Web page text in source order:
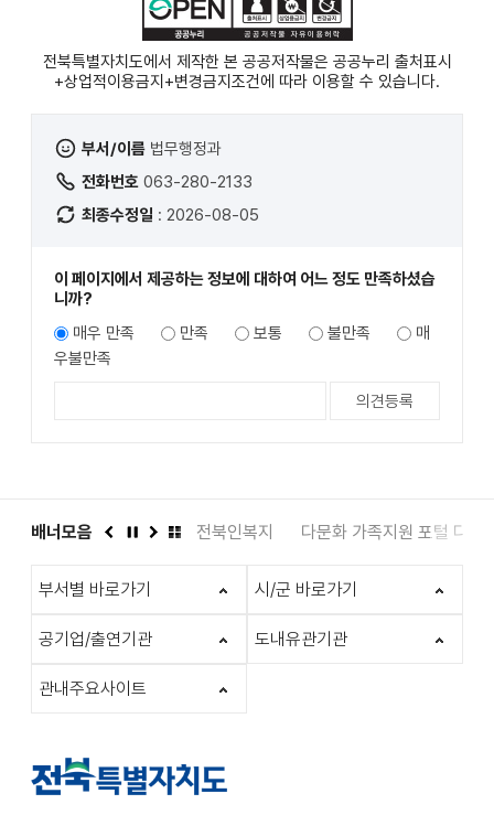
전북특별자치도에서 제작한 본 공공저작물은 공공누리 출처표시
+상업적이용금지+변경금지 조건에 따라 이용할 수 있습니다.
부서/이름 법무행정과
전화번호 063-280-2133
최종수정일 : 2026-08-05
이 페이지에서 제공하는 정보에 대하여 어느 정도 만족하셨습
니까?
매우 만족
만족 보통 불만족
매
우불만족
배너모음
서관 인권상담 1331 전북인복지 다문화 가족지원 포털 다누
부서별 바로가기 시/군 바로가기
공기업/출연기관 도내유관기관
관내주요사이트